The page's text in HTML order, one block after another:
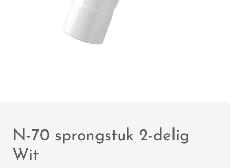
N-70 sprongstuk 2-delig
Wit